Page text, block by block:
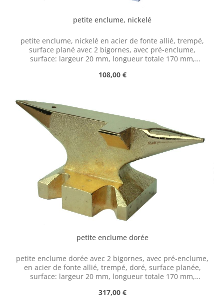
petite enclume, nickelé
petite enclume, nickelé en acier de fonte allié, trempé,
surface plané avec 2 bigornes, avec pré-enclume,
surface: largeur 20 mm, longueur totale 170 mm,
Prix régulier :
108,00 €
petite enclume dorée
petite enclume dorée avec 2 bigornes, avec pré-enclume,
en acier de fonte allié, trempé, doré, surface planée,
surface: largeur 20 mm, longueur totale 170 mm,
Prix régulier :
317,00 €